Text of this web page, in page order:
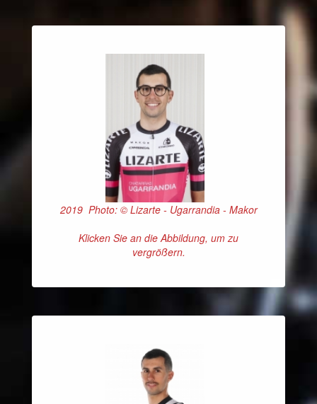
2019 Photo: © Lizarte - Ugarrandia - Makor
Klicken Sie an die Abbildung, um zu
vergrößern.